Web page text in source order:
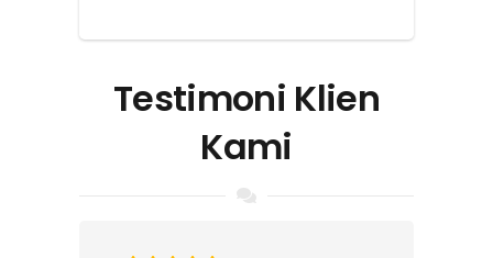
Testimoni Klien
Kami